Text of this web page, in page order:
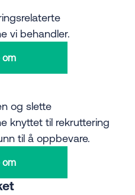
vi behandler.
om
og slette
knyttet til rekruttering
til å oppbevare.
om